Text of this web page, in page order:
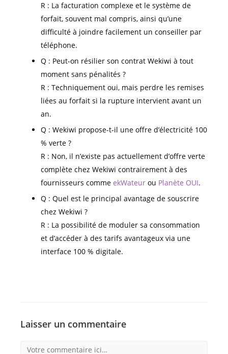
R : La facturation complexe et le système de
forfait, souvent mal compris, ainsi qu’une
difficulté à joindre facilement un conseiller par
téléphone.
Q : Peut-on résilier son contrat Wekiwi à tout
moment sans pénalités ?
R : Techniquement oui, mais perdre les remises
liées au forfait si la rupture intervient avant un
an.
Q : Wekiwi propose-t-il une offre d’électricité 100
% verte ?
R : Non, il n’existe pas actuellement d’offre verte
complète chez Wekiwi contrairement à des
fournisseurs comme ekWateur ou Planète OUI.
Q : Quel est le principal avantage de souscrire
chez Wekiwi ?
R : La possibilité de moduler sa consommation
et d’accéder à des tarifs avantageux via une
interface 100 % digitale.
Laisser un commentaire